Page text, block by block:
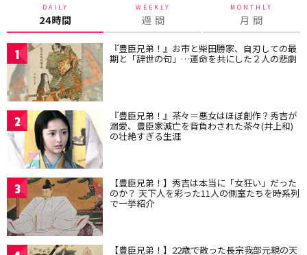
DAILY
24時間
WEEKLY
週 間
MONTHLY
月 間
1 『豊臣兄弟！』お市と柴田勝家、自刃しての最
期と「辞世の句」…運命を共にした２人の悲劇
2 『豊臣兄弟！』茶々＝悪女はほぼ創作？秀吉が
溺愛、豊臣家滅亡を背負わされた茶々(井上和)
の壮絶すぎる生涯
3 【豊臣兄弟！】秀吉は本当に「女狂い」だった
のか？ 天下人を彩った11人の側室たちを時系列
で一挙紹介
【豊臣兄弟！】22歳で散った長宗我部元親の天